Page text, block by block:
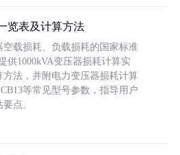
览表及计算方法
载损耗、负载损耗的国家标准
供1000kVA变压器损耗计算实
法，并附电力变压器损耗计算
等常见型号参数，指导用户
点。